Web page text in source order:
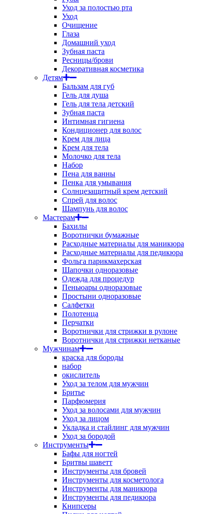
Уход за полостью рта
Уход
Очищение
Глаза
Домашний уход
Зубная паста
Ресницы/брови
Декоративная косметика
Детям
Бальзам для губ
Гель для душа
Гель для тела детский
Зубная паста
Интимная гигиена
Кондиционер для волос
Крем для лица
Крем для тела
Молочко для тела
Набор
Пена для ванны
Пенка для умывания
Солнцезащитный крем детский
Спрей для волос
Шампунь для волос
Мастерам
Бахилы
Воротнички бумажные
Расходные материалы для маникюра
Расходные материалы для педикюра
Фольга парикмахерская
Шапочки одноразовые
Одежда для процедур
Пеньюары одноразовые
Простыни одноразовые
Салфетки
Полотенца
Перчатки
Воротнички для стрижки в рулоне
Воротнички для стрижки нетканые
Мужчинам
краска для бороды
набор
окислитель
Уход за телом для мужчин
Бритье
Парфюмерия
Уход за волосами для мужчин
Уход за лицом
Укладка и стайлинг для мужчин
Уход за бородой
Инструменты
Бафы для ногтей
Бритвы шаветт
Инструменты для бровей
Инструменты для косметолога
Инструменты для маникюра
Инструменты для педикюра
Книпсеры